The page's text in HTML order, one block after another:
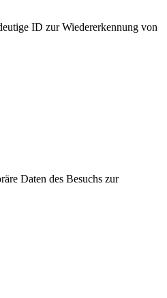
ID zur Wiedererkennung von
Daten des Besuchs zur